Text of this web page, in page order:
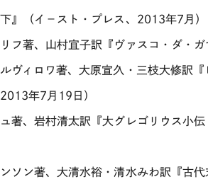
』（イ－スト・プレス、2013年7月）
フ著、山村宜子訳『ヴァスコ・ダ・
ルヴィロワ著、大原宣久・三枝大修
年7月19日）
ュ著、岩村清太訳『大グレゴリウス
ンソン著、大清水裕・清水みわ訳『